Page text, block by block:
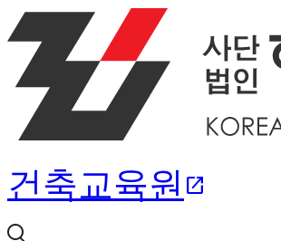
건축교육원 open_in_new